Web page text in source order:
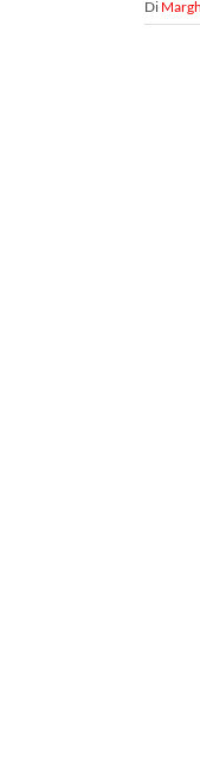
Di